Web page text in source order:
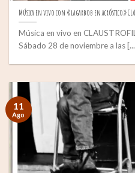
Música en vivo con «lagarbob en acróstico»
Música en vivo en
Sábado 28 de noviembre a las
11
Ago